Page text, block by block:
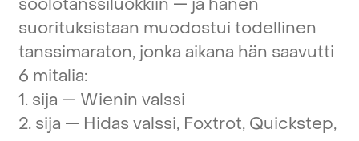
suorituksistaan muodostui todellinen
tanssimaraton, jonka aikana hän saavutti
6 mitalia:
1. sija — Wienin valssi
2. sija — Hidas valssi, Foxtrot, Quickstep,